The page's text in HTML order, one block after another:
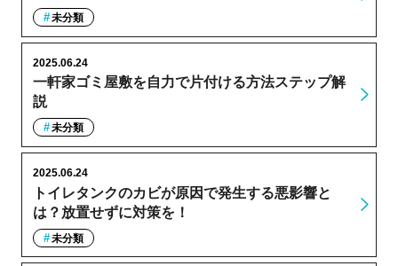
未分類
一軒家ゴミ屋敷を自力で片付ける方法ステップ解
説
2025.06.24
未分類
トイレタンクのカビが原因で発生する悪影響と
は？放置せずに対策を！
2025.06.24
未分類